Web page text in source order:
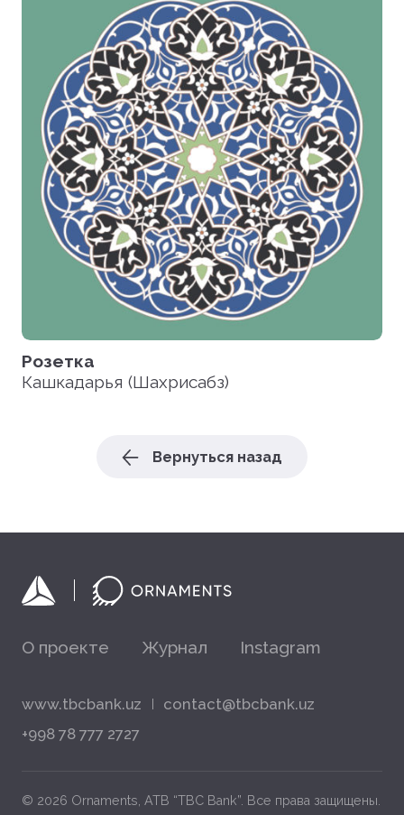
Розетка
Кашкадарья (Шахрисабз)
Вернуться назад
О проекте Журнал Instagram
© 2026 Ornaments, ATB “TBC Bank”. Все права защищены.
www.tbcbank.uz
contact@tbcbank.uz
+998 78 777 2727